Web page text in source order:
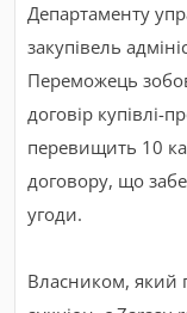
Департаменту
закупівель
Переможець
договір купівлі-
перевищить 10
договору, що
угоди.
Власником, який